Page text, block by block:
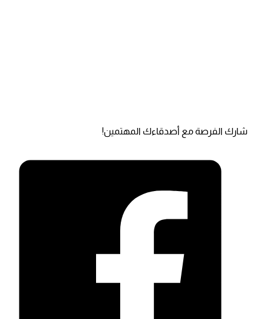
شارك الفرصة مع أصدقاءك المهتمين!